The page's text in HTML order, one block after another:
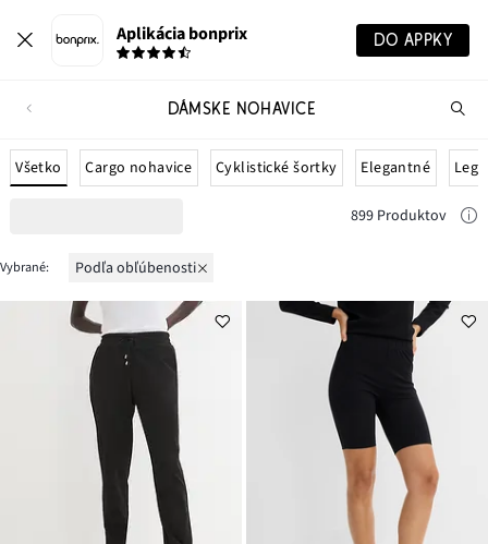
Aplikácia bonprix DO APPKY
DÁMSKE NOHAVICE
Všetko Cargo nohavice Cyklistické šortky Elegantné
899 Produktov
Vybrané: podľa obľúbenosti